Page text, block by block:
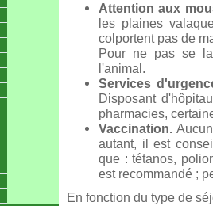
Attention aux
les plaines
colportent pas de
Pour ne pas se
l'animal.
Services
Disposant
pharmacies,
Vaccination.
autant, il est
que : tétanos,
est recommandé ;
En fonction du type de